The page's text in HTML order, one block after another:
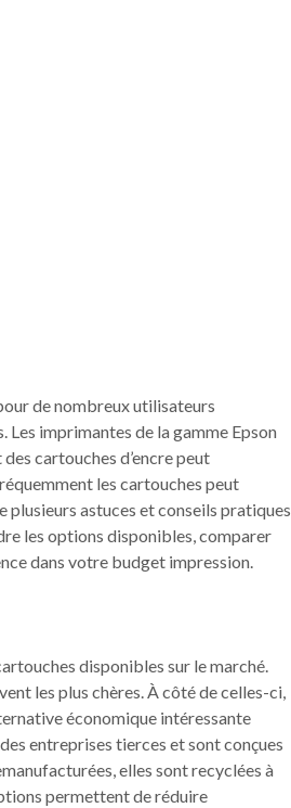
de nombreux utilisateurs
Les imprimantes de la gamme Epson
cartouches d’encre peut
les cartouches peut
plusieurs astuces et conseils pratiques
les options disponibles, comparer
dans votre budget impression.
disponibles sur le marché.
les plus chères. À côté de celles-ci,
économique intéressante
entreprises tierces et sont conçues
elles sont recyclées à
permettent de réduire